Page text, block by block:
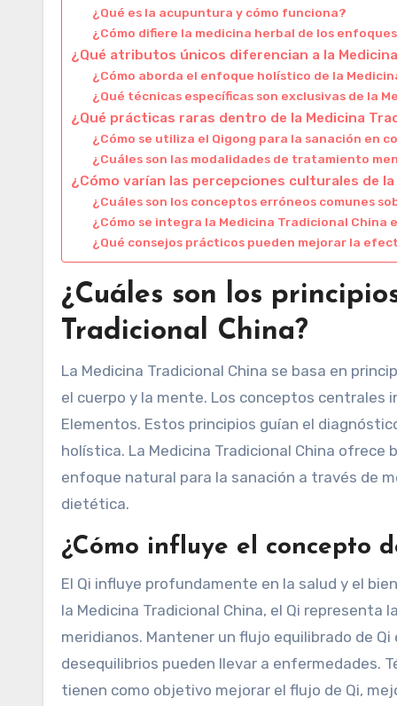
¿Qué es la acupuntura y cómo funciona?
¿Cómo difiere la medicina herbal de los
¿Qué atributos únicos diferencian a la
¿Cómo aborda el enfoque holístico de la
¿Qué técnicas específicas son exclusivas de la
¿Qué prácticas raras dentro de la Medicina
¿Cómo se utiliza el Qigong para la sanación en
¿Cuáles son las modalidades de tratamiento
¿Cómo varían las percepciones culturales de
¿Cuáles son los conceptos erróneos comunes
¿Cómo se integra la Medicina Tradicional China
¿Qué consejos prácticos pueden mejorar la
¿Cuáles son los
Tradicional China?
La Medicina Tradicional China se basa en
el cuerpo y la mente. Los conceptos centrales
Elementos. Estos principios guían el
holística. La Medicina Tradicional China ofrece
enfoque natural para la sanación a través de
dietética.
¿Cómo influye el concepto
El Qi influye profundamente en la salud y el
la Medicina Tradicional China, el Qi
meridianos. Mantener un flujo equilibrado de
desequilibrios pueden llevar a enfermedades.
tienen como objetivo mejorar el flujo de Qi,